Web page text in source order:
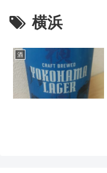
横浜
酒